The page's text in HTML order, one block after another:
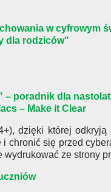
w cyfrowym
dla rodziców"
– poradnik dla
– Make it Clear
dzięki której
chronić się przed
ze strony